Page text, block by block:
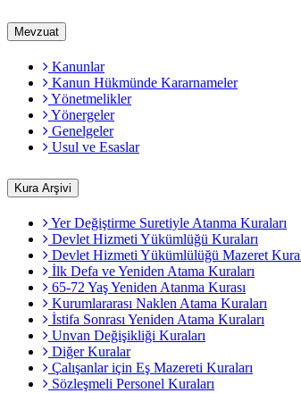
Mevzuat
Kanunlar
Kanun Hükmünde Kararnameler
Yönetmelikler
Yönergeler
Genelgeler
Usul ve Esaslar
Kura Arşivi
Yer Değiştirme Suretiyle Atanma Kuraları
Devlet Hizmeti Yükümlüğü Kuraları
Devlet Hizmeti Yükümlülüğü Mazeret
İlk Defa ve Yeniden Atama Kuraları
65-72 Yaş Yeniden Atanma Kurası
Kurumlararası Naklen Atama Kuraları
İstifa Sonrası Yeniden Atama Kuraları
Unvan Değişikliği Kuraları
Diğer Kuralar
Çalışanlar için Eş Mazereti Kuraları
Sözleşmeli Personel Kuraları